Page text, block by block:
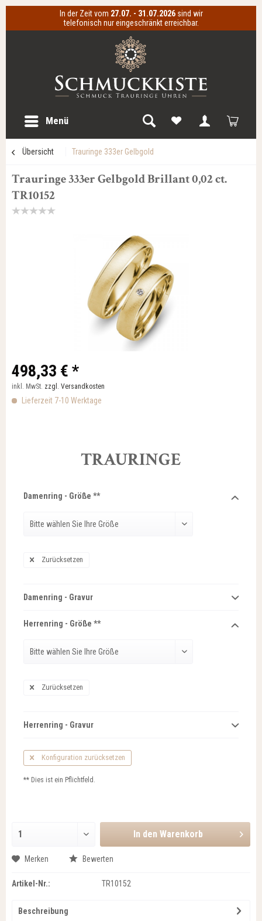
In der Zeit vom 27.07. - 31.07.2026 sind wir
telefonisch nur eingeschränkt erreichbar.
Menü
Übersicht Trauringe 333er Gelbgold
Trauringe 333er Gelbgold Brillant 0,02 ct.
TR10152
498,33 € *
inkl. MwSt. zzgl. Versandkosten
Lieferzeit 7-10 Werktage
TRAURINGE
Damenring - Größe **
Zurücksetzen
Damenring - Gravur
Herrenring - Größe **
Zurücksetzen
Herrenring - Gravur
Konfiguration zurücksetzen
** Dies ist ein Pflichtfeld.
In den Warenkorb
Merken Bewerten
Artikel-Nr.: TR10152
Beschreibung